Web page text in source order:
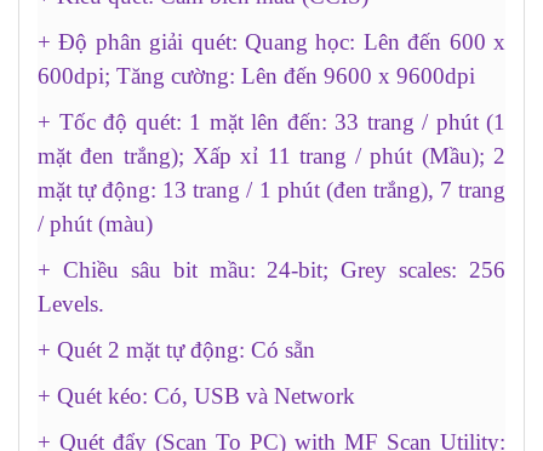
+ Độ phân giải quét: Quang học: Lên đến 600 x
600dpi; Tăng cường: Lên đến 9600 x 9600dpi
+ Tốc độ quét: 1 mặt lên đến: 33 trang / phút (1
mặt đen trắng); Xấp xỉ 11 trang / phút (Mầu); 2
mặt tự động: 13 trang / 1 phút (đen trắng), 7 trang
/ phút (màu)
+ Chiều sâu bit mầu: 24-bit; Grey scales: 256
Levels.
+ Quét 2 mặt tự động: Có sẵn
+ Quét kéo: Có, USB và Network
+ Quét đẩy (Scan To PC) with MF Scan Utility: